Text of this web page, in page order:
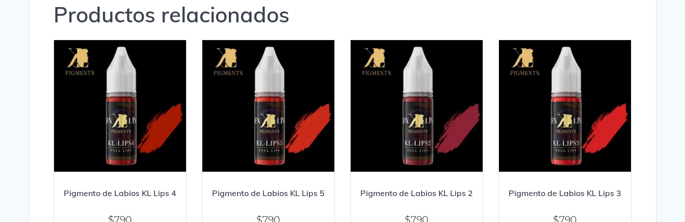
Productos relacionados
Pigmento de Labios KL Lips 4
$790
Pigmento de Labios KL Lips 5
$790
Pigmento de Labios KL Lips 2
$790
Pigmento de Labios KL Lips 3
$790